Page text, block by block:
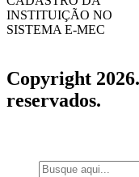
INSTITUIÇÃO NO
SISTEMA E-MEC
Copyright
reservados.